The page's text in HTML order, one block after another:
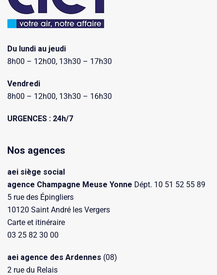
Du lundi au jeudi
8h00 – 12h00, 13h30 – 17h30
Vendredi
8h00 – 12h00, 13h30 – 16h30
URGENCES : 24h/7
Nos agences
aei siège social
agence Champagne Meuse Yonne Dépt. 10 51 52 55 89
5 rue des Épingliers
10120 Saint André les Vergers
Carte et itinéraire
03 25 82 30 00
aei agence des Ardennes (08)
2 rue du Relais